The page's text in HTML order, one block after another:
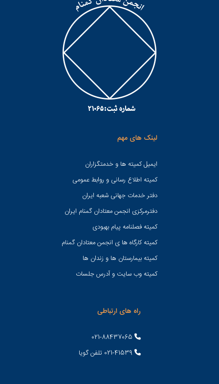
لینک های مهم
ایمیل کمیته ها و خدمتگزاران
کميته اطلاع رسانی و روابط عمومی
دفتر خدمات جهانی شعبه ايران
دفترمرکزی انجمن معتادان گمنام ایران
کمیته فصلنامه پیام بهبودی
کمیته کارگاه ها ی انجمن معتادان گمنام
کمیته بیمارستان ها و زندان ها
کمیته وب سایت و آدرس جلسات
راه های ارتباطی